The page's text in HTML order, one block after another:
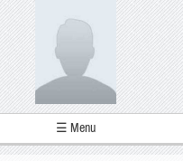
☰ Menu